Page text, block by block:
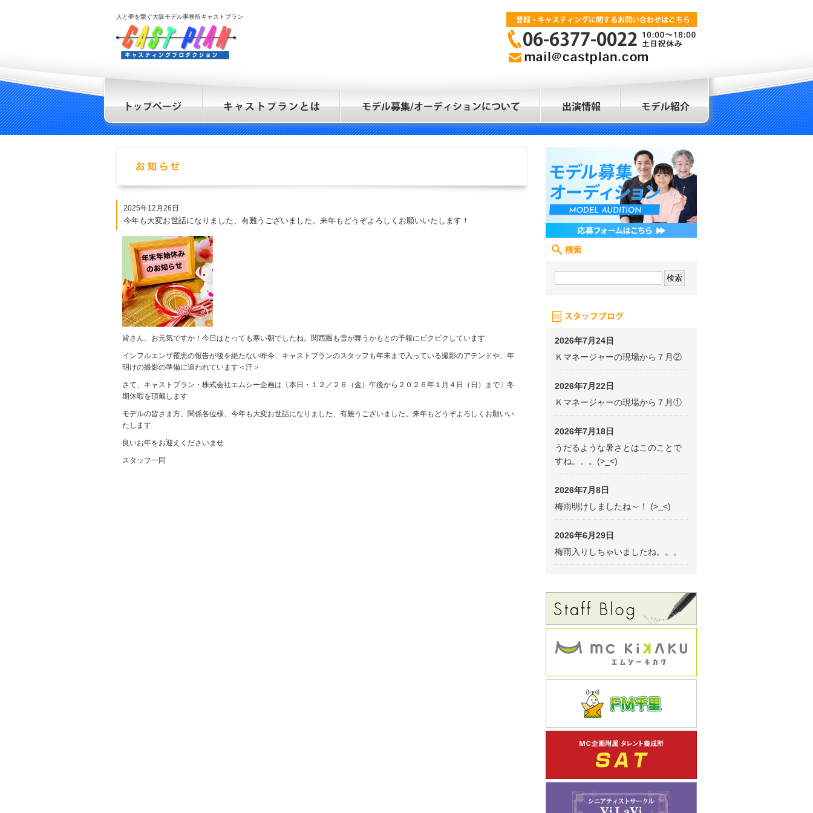
人と夢を繋ぐ大阪モデル事務所キャストプラン
2025年12月26日
今年も大変お世話になりました、有難うございました。来年もどうぞよろしくお願いいたします！
皆さん、お元気ですか！今日はとっても寒い朝でしたね。関西圏も雪が舞うかもとの予報にビクビクしています
インフルエンザ罹患の報告が後を絶たない昨今、キャストプランのスタッフも年末まで入っている撮影のアテンドや、年
明けの撮影の準備に追われています＜汗＞
さて、キャストプラン・株式会社エムシー企画は〔本日・１２／２６（金）午後から２０２６年１月４日（日）まで〕冬
期休暇を頂戴します
モデルの皆さま方、関係各位様、今年も大変お世話になりました、有難うございました。来年もどうぞよろしくお願いい
たします
良いお年をお迎えくださいませ
スタッフ一同
2026年7月24日
Ｋマネージャーの現場から７月②
2026年7月22日
Ｋマネージャーの現場から７月①
2026年7月18日
うだるような暑さとはこのことで
すね。。。(>_<)
2026年7月8日
梅雨明けしましたね～！ (>_<)
2026年6月29日
梅雨入りしちゃいましたね。。。